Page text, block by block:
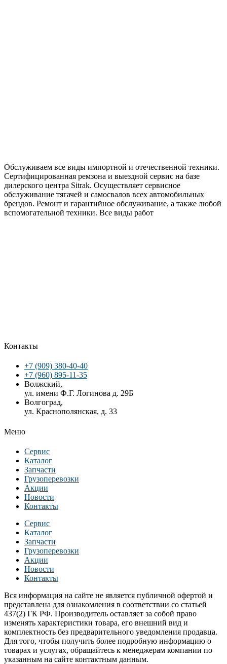
Обслуживаем все виды импортной и отечественной техники.
Сертифицированная ремзона и выездной сервис на базе
дилерского центра Sitrak. Осуществляет сервисное
обслуживание тягачей и самосвалов всех автомобильных
брендов. Ремонт и гарантийное обслуживание, а также любой
вспомогательной техники. Все виды работ
Контакты
+7 (909) 380-40-40
+7 (960) 895-11-35
Волжский,
ул. имени Ф.Г. Логинова д. 29Б
Волгоград,
ул. Краснополянская, д. 33
Меню
Сервис
Каталог
Запчасти
Грузоперевозки
Акции
Новости
Контакты
Сервис
Каталог
Запчасти
Грузоперевозки
Акции
Новости
Контакты
Вся информация на сайте не является публичной офертой и
представлена для ознакомления в соответствии со статьей
437(2) ГК РФ. Производитель оставляет за собой право
изменять характеристики товара, его внешний вид и
комплектность без предварительного уведомления продавца.
Для того, чтобы получить более подробную информацию о
товарах и услугах, обращайтесь к менеджерам компании по
указанным на сайте контактным данным.